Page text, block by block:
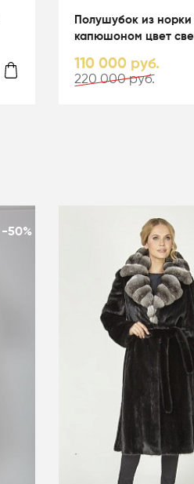
Полушубок из норки
капюшоном цвет
110 000 руб.
220 000 руб.
-50%